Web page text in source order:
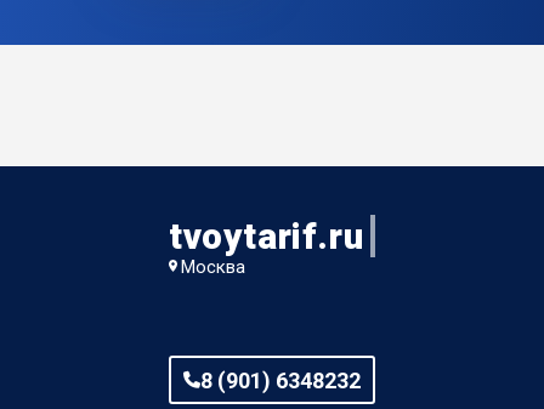
tvoytarif.ru
Москва
8 (901) 6348232